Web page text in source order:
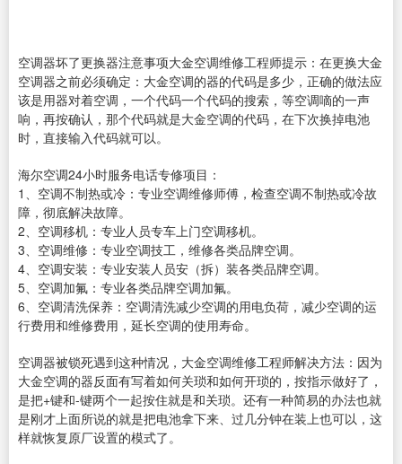
空调器坏了更换器注意事项大金空调维修工程师提示：在更换大金
空调器之前必须确定：大金空调的器的代码是多少，正确的做法应
该是用器对着空调，一个代码一个代码的搜索，等空调嘀的一声
响，再按确认，那个代码就是大金空调的代码，在下次换掉电池
时，直接输入代码就可以。
海尔空调24小时服务电话专修项目：
1、空调不制热或冷：专业空调维修师傅，检查空调不制热或冷故
障，彻底解决故障。
2、空调移机：专业人员专车上门空调移机。
3、空调维修：专业空调技工，维修各类品牌空调。
4、空调安装：专业安装人员安（拆）装各类品牌空调。
5、空调加氟：专业各类品牌空调加氟。
6、空调清洗保养：空调清洗减少空调的用电负荷，减少空调的运
行费用和维修费用，延长空调的使用寿命。
空调器被锁死遇到这种情况，大金空调维修工程师解决方法：因为
大金空调的器反面有写着如何关琐和如何开琐的，按指示做好了，
是把+键和-键两个一起按住就是和关琐。还有一种简易的办法也就
是刚才上面所说的就是把电池拿下来、过几分钟在装上也可以，这
样就恢复原厂设置的模式了。